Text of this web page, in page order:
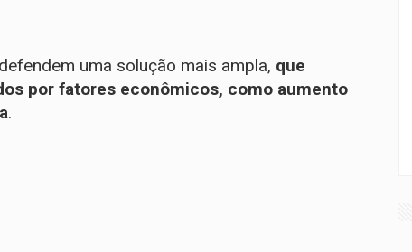
uma solução mais ampla, que
por fatores econômicos, como aumento
.